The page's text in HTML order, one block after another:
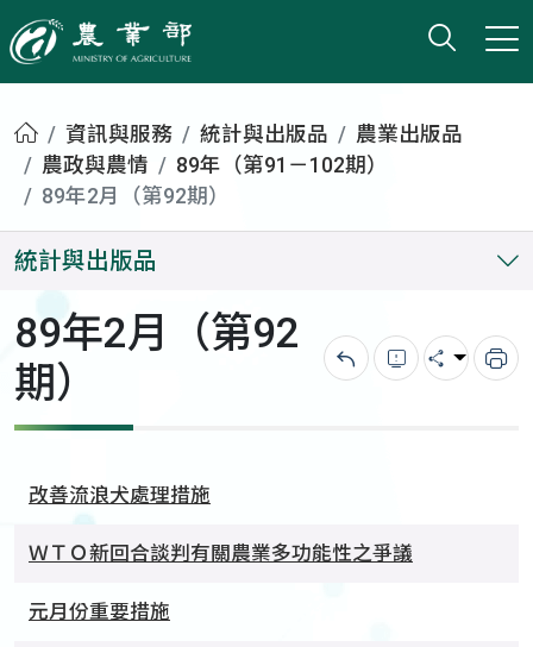
農業部
打開
小版
首頁資訊與服務 統計與出版品
農業出版品
農政與農情
89年（第91－102期）
89年2月（第92期）
統計與出版品
89年2月（第92
期）
回上一頁錯誤回報
分享 列
改善流浪犬處理措施
ＷＴＯ新回合談判有關農業多功能性之爭議
元月份重要措施